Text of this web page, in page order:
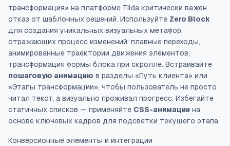
трансформация» на платформе Tilda критически важен
отказ от шаблонных решений. Используйте Zero Block
для создания уникальных визуальных метафор,
отражающих процесс изменений: плавные переходы,
анимированные траектории движения элементов,
трансформация формы блока при скролле. Встраивайте
пошаговую анимацию в разделы «Путь клиента» или
«Этапы трансформации», чтобы пользователь не просто
читал текст, а визуально проживал прогресс. Избегайте
статичных списков — применяйте CSS-анимации на
основе ключевых кадров для подсветки текущего этапа.
Конверсионные элементы и интеграции